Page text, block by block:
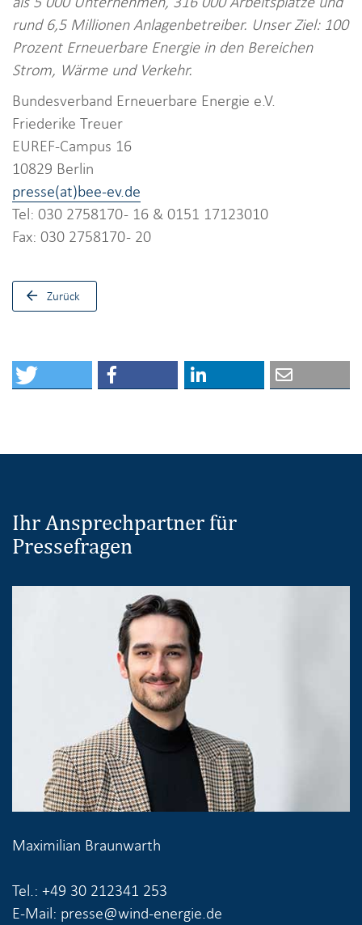
rund 6,5 Millionen Anlagenbetreiber. Unser Ziel: 100
Prozent Erneuerbare Energie in den Bereichen
Strom, Wärme und Verkehr.
Bundesverband Erneuerbare Energie e.V.
Friederike Treuer
EUREF-Campus 16
10829 Berlin
presse(at)bee-ev.de
Tel: 030 2758170 - 16 & 0151 17123010
Fax: 030 2758170 - 20
Zurück
Ihr Ansprechpartner für
Pressefragen
Maximilian Braunwarth
Tel.: +49 30 212341 253
E-Mail: presse@wind-energie.de